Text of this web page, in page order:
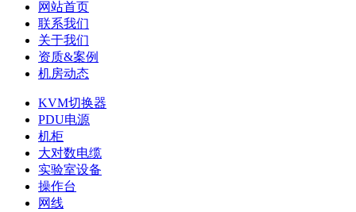
网站首页
联系我们
关于我们
资质&案例
机房动态
KVM切换器
PDU电源
机柜
大对数电缆
实验室设备
操作台
网线